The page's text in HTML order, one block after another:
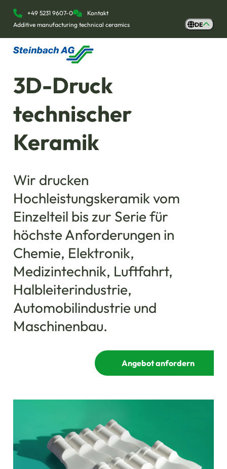
+49 5231 9607-0
Kontakt
Additive manufacturing technical ceramics
DE
3D-Druck
technischer
Keramik
Wir drucken
Hochleistungskeramik vom
Einzelteil bis zur Serie für
höchste Anforderungen in
Chemie, Elektronik,
Medizintechnik, Luftfahrt,
Halbleiterindustrie,
Automobilindustrie und
Maschinenbau.
Angebot anfordern